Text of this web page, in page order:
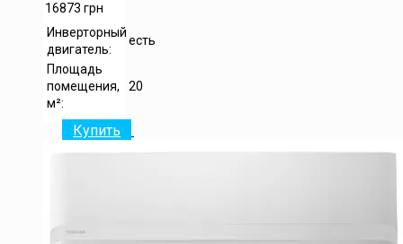
16873 грн
Инверторный
двигатель:
есть
Площадь
помещения,
м²:
20
Купить